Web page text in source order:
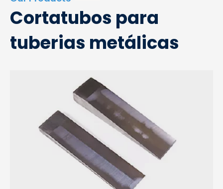
Cortatubos para
tuberias metálicas